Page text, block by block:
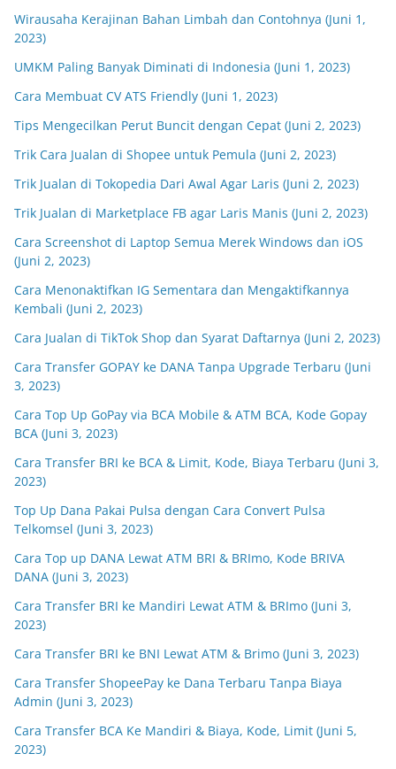
Wirausaha Kerajinan Bahan Limbah dan Contohnya (Juni 1,
2023)
UMKM Paling Banyak Diminati di Indonesia (Juni 1, 2023)
Cara Membuat CV ATS Friendly (Juni 1, 2023)
Tips Mengecilkan Perut Buncit dengan Cepat (Juni 2, 2023)
Trik Cara Jualan di Shopee untuk Pemula (Juni 2, 2023)
Trik Jualan di Tokopedia Dari Awal Agar Laris (Juni 2, 2023)
Trik Jualan di Marketplace FB agar Laris Manis (Juni 2, 2023)
Cara Screenshot di Laptop Semua Merek Windows dan iOS
(Juni 2, 2023)
Cara Menonaktifkan IG Sementara dan Mengaktifkannya
Kembali (Juni 2, 2023)
Cara Jualan di TikTok Shop dan Syarat Daftarnya (Juni 2, 2023)
Cara Transfer GOPAY ke DANA Tanpa Upgrade Terbaru (Juni
3, 2023)
Cara Top Up GoPay via BCA Mobile & ATM BCA, Kode Gopay
BCA (Juni 3, 2023)
Cara Transfer BRI ke BCA & Limit, Kode, Biaya Terbaru (Juni 3,
2023)
Top Up Dana Pakai Pulsa dengan Cara Convert Pulsa
Telkomsel (Juni 3, 2023)
Cara Top up DANA Lewat ATM BRI & BRImo, Kode BRIVA
DANA (Juni 3, 2023)
Cara Transfer BRI ke Mandiri Lewat ATM & BRImo (Juni 3,
2023)
Cara Transfer BRI ke BNI Lewat ATM & Brimo (Juni 3, 2023)
Cara Transfer ShopeePay ke Dana Terbaru Tanpa Biaya
Admin (Juni 3, 2023)
Cara Transfer BCA Ke Mandiri & Biaya, Kode, Limit (Juni 5,
2023)